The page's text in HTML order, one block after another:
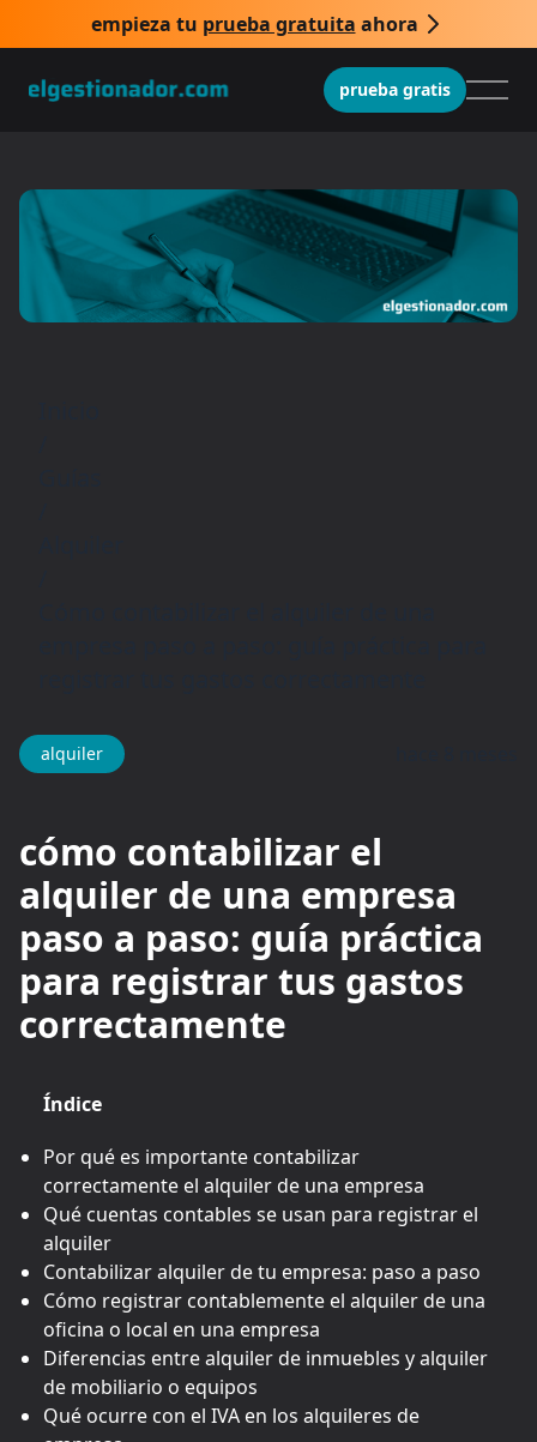
empieza tu prueba gratuita ahora
prueba gratis
alquiler
cómo contabilizar el
alquiler de una empresa
paso a paso: guía práctica
para registrar tus gastos
correctamente
Índice
Por qué es importante contabilizar
correctamente el alquiler de una empresa
Qué cuentas contables se usan para registrar el
alquiler
Contabilizar alquiler de tu empresa: paso a paso
Cómo registrar contablemente el alquiler de una
oficina o local en una empresa
Diferencias entre alquiler de inmuebles y alquiler
de mobiliario o equipos
Qué ocurre con el IVA en los alquileres de